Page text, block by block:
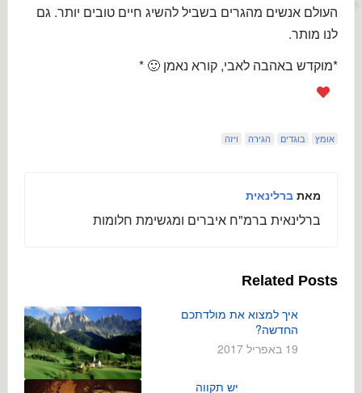
העולם אנשים מהגרים בשביל להשיג חיים טובים יותר. גם
לנו מותר.
*מוקדש באהבה לאבי, קורא נאמן 🙂 *
אומץ בוגדים הגירה ויזה
מאת ברלינאית
ברלינאית ברמ"ח איברים ומגשימת חלומות
Related Posts
איך למצוא את מולדתכם
החדשה?
19 באפריל 2017
יש תקווה